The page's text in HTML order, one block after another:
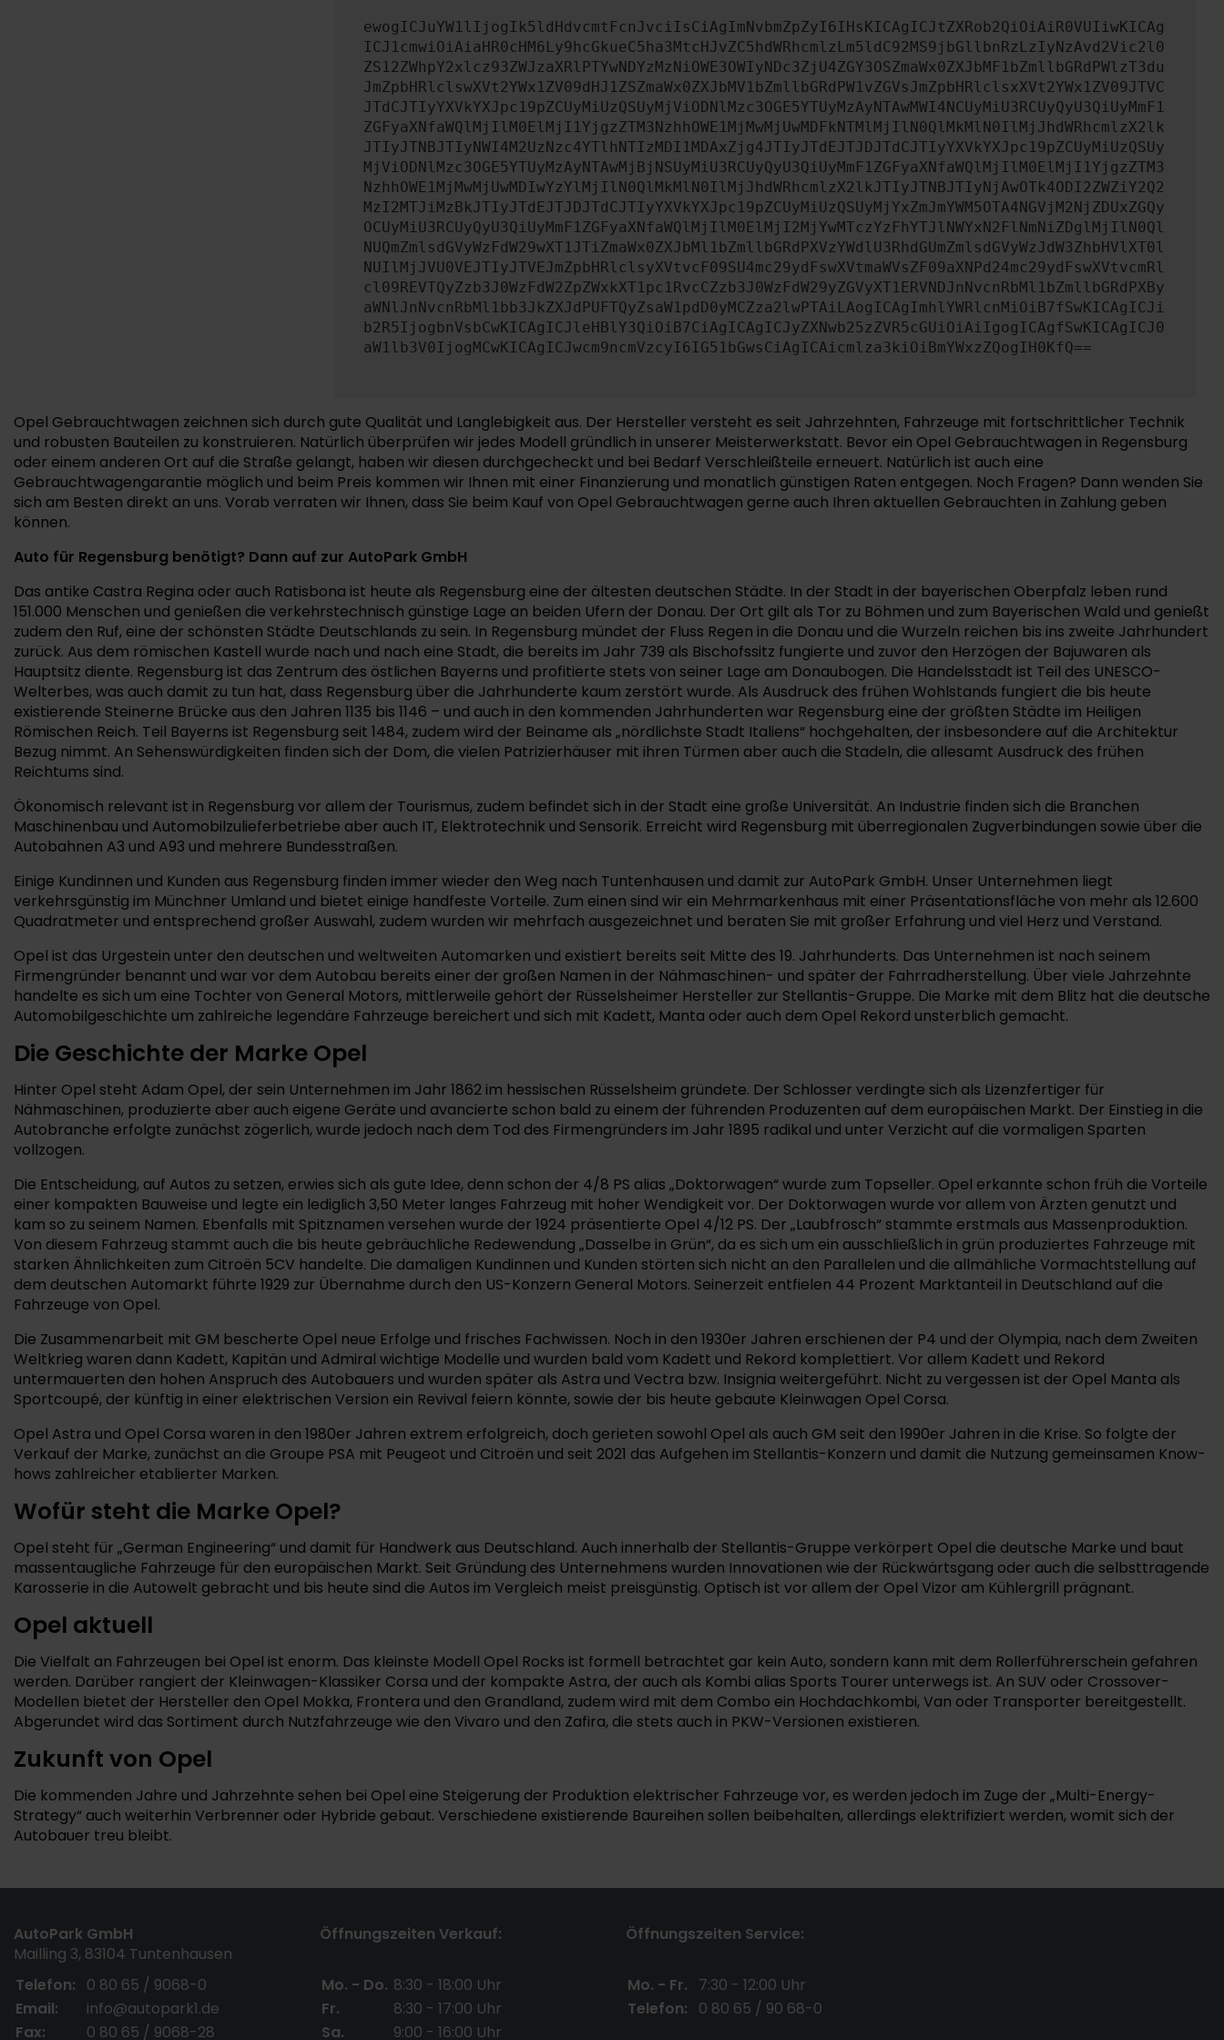
ewogICJuYW1lIjogIk5ldHdvcmtFcnJvciIsCiAgImNvbmZpZyI6IHsKICAgICJtZXRob2QiOiAiR0VUIiwKICAg
ICJ1cmwiOiAiaHR0cHM6Ly9hcGkueC5ha3MtcHJvZC5hdWRhcmlzLm5ldC92MS9jbGllbnRzLzIyNzAvd2Vic2l0
ZS12ZWhpY2xlcz93ZWJzaXRlPTYwNDYzMzNiOWE3OWIyNDc3ZjU4ZGY3OSZmaWx0ZXJbMF1bZmllbGRdPWlzT3du
JmZpbHRlclswXVt2YWx1ZV09dHJ1ZSZmaWx0ZXJbMV1bZmllbGRdPW1vZGVsJmZpbHRlclsxXVt2YWx1ZV09JTVC
JTdCJTIyYXVkYXJpc19pZCUyMiUzQSUyMjViODNlMzc3OGE5YTUyMzAyNTAwMWI4NCUyMiU3RCUyQyU3QiUyMmF1
ZGFyaXNfaWQlMjIlM0ElMjI1YjgzZTM3NzhhOWE1MjMwMjUwMDFkNTMlMjIlN0QlMkMlN0IlMjJhdWRhcmlzX2lk
JTIyJTNBJTIyNWI4M2UzNzc4YTlhNTIzMDI1MDAxZjg4JTIyJTdEJTJDJTdCJTIyYXVkYXJpc19pZCUyMiUzQSUy
MjViODNlMzc3OGE5YTUyMzAyNTAwMjBjNSUyMiU3RCUyQyU3QiUyMmF1ZGFyaXNfaWQlMjIlM0ElMjI1YjgzZTM3
NzhhOWE1MjMwMjUwMDIwYzYlMjIlN0QlMkMlN0IlMjJhdWRhcmlzX2lkJTIyJTNBJTIyNjAwOTk4ODI2ZWZiY2Q2
MzI2MTJiMzBkJTIyJTdEJTJDJTdCJTIyYXVkYXJpc19pZCUyMiUzQSUyMjYxZmJmYWM5OTA4NGVjM2NjZDUxZGQy
OCUyMiU3RCUyQyU3QiUyMmF1ZGFyaXNfaWQlMjIlM0ElMjI2MjYwMTczYzFhYTJlNWYxN2FlNmNiZDglMjIlN0Ql
NUQmZmlsdGVyWzFdW29wXT1JTiZmaWx0ZXJbMl1bZmllbGRdPXVzYWdlU3RhdGUmZmlsdGVyWzJdW3ZhbHVlXT0l
NUIlMjJVU0VEJTIyJTVEJmZpbHRlclsyXVtvcF09SU4mc29ydFswXVtmaWVsZF09aXNPd24mc29ydFswXVtvcmRl
cl09REVTQyZzb3J0WzFdW2ZpZWxkXT1pc1RvcCZzb3J0WzFdW29yZGVyXT1ERVNDJnNvcnRbMl1bZmllbGRdPXBy
aWNlJnNvcnRbMl1bb3JkZXJdPUFTQyZsaW1pdD0yMCZza2lwPTAiLAogICAgImhlYWRlcnMiOiB7fSwKICAgICJi
b2R5IjogbnVsbCwKICAgICJleHBlY3QiOiB7CiAgICAgICJyZXNwb25zZVR5cGUiOiAiIgogICAgfSwKICAgICJ0
aW1lb3V0IjogMCwKICAgICJwcm9ncmVzcyI6IG51bGwsCiAgICAicmlza3kiOiBmYWxzZQogIH0KfQ==
Opel Gebrauchtwagen zeichnen sich durch gute Qualität und Langlebigkeit aus. Der Hersteller versteht es seit Jahrzehnten, Fahrzeuge mit fortschrittlicher Technik
und robusten Bauteilen zu konstruieren. Natürlich überprüfen wir jedes Modell gründlich in unserer Meisterwerkstatt. Bevor ein Opel Gebrauchtwagen in Regensburg
oder einem anderen Ort auf die Straße gelangt, haben wir diesen durchgecheckt und bei Bedarf Verschleißteile erneuert. Natürlich ist auch eine
Gebrauchtwagengarantie möglich und beim Preis kommen wir Ihnen mit einer Finanzierung und monatlich günstigen Raten entgegen. Noch Fragen? Dann wenden Sie
sich am Besten direkt an uns. Vorab verraten wir Ihnen, dass Sie beim Kauf von Opel Gebrauchtwagen gerne auch Ihren aktuellen Gebrauchten in Zahlung geben
können.
Auto für Regensburg benötigt? Dann auf zur AutoPark GmbH
Das antike Castra Regina oder auch Ratisbona ist heute als Regensburg eine der ältesten deutschen Städte. In der Stadt in der bayerischen Oberpfalz leben rund
151.000 Menschen und genießen die verkehrstechnisch günstige Lage an beiden Ufern der Donau. Der Ort gilt als Tor zu Böhmen und zum Bayerischen Wald und genießt
zudem den Ruf, eine der schönsten Städte Deutschlands zu sein. In Regensburg mündet der Fluss Regen in die Donau und die Wurzeln reichen bis ins zweite Jahrhundert
zurück. Aus dem römischen Kastell wurde nach und nach eine Stadt, die bereits im Jahr 739 als Bischofssitz fungierte und zuvor den Herzögen der Bajuwaren als
Hauptsitz diente. Regensburg ist das Zentrum des östlichen Bayerns und profitierte stets von seiner Lage am Donaubogen. Die Handelsstadt ist Teil des UNESCO-
Welterbes, was auch damit zu tun hat, dass Regensburg über die Jahrhunderte kaum zerstört wurde. Als Ausdruck des frühen Wohlstands fungiert die bis heute
existierende Steinerne Brücke aus den Jahren 1135 bis 1146 – und auch in den kommenden Jahrhunderten war Regensburg eine der größten Städte im Heiligen
Römischen Reich. Teil Bayerns ist Regensburg seit 1484, zudem wird der Beiname als „nördlichste Stadt Italiens“ hochgehalten, der insbesondere auf die Architektur
Bezug nimmt. An Sehenswürdigkeiten finden sich der Dom, die vielen Patrizierhäuser mit ihren Türmen aber auch die Stadeln, die allesamt Ausdruck des frühen
Reichtums sind.
Ökonomisch relevant ist in Regensburg vor allem der Tourismus, zudem befindet sich in der Stadt eine große Universität. An Industrie finden sich die Branchen
Maschinenbau und Automobilzulieferbetriebe aber auch IT, Elektrotechnik und Sensorik. Erreicht wird Regensburg mit überregionalen Zugverbindungen sowie über die
Autobahnen A3 und A93 und mehrere Bundesstraßen.
Einige Kundinnen und Kunden aus Regensburg finden immer wieder den Weg nach Tuntenhausen und damit zur AutoPark GmbH. Unser Unternehmen liegt
verkehrsgünstig im Münchner Umland und bietet einige handfeste Vorteile. Zum einen sind wir ein Mehrmarkenhaus mit einer Präsentationsfläche von mehr als 12.600
Quadratmeter und entsprechend großer Auswahl, zudem wurden wir mehrfach ausgezeichnet und beraten Sie mit großer Erfahrung und viel Herz und Verstand.
Opel ist das Urgestein unter den deutschen und weltweiten Automarken und existiert bereits seit Mitte des 19. Jahrhunderts. Das Unternehmen ist nach seinem
Firmengründer benannt und war vor dem Autobau bereits einer der großen Namen in der Nähmaschinen- und später der Fahrradherstellung. Über viele Jahrzehnte
handelte es sich um eine Tochter von General Motors, mittlerweile gehört der Rüsselsheimer Hersteller zur Stellantis-Gruppe. Die Marke mit dem Blitz hat die deutsche
Automobilgeschichte um zahlreiche legendäre Fahrzeuge bereichert und sich mit Kadett, Manta oder auch dem Opel Rekord unsterblich gemacht.
Die Geschichte der Marke Opel
Hinter Opel steht Adam Opel, der sein Unternehmen im Jahr 1862 im hessischen Rüsselsheim gründete. Der Schlosser verdingte sich als Lizenzfertiger für
Nähmaschinen, produzierte aber auch eigene Geräte und avancierte schon bald zu einem der führenden Produzenten auf dem europäischen Markt. Der Einstieg in die
Autobranche erfolgte zunächst zögerlich, wurde jedoch nach dem Tod des Firmengründers im Jahr 1895 radikal und unter Verzicht auf die vormaligen Sparten
vollzogen.
Die Entscheidung, auf Autos zu setzen, erwies sich als gute Idee, denn schon der 4/8 PS alias „Doktorwagen“ wurde zum Topseller. Opel erkannte schon früh die Vorteile
einer kompakten Bauweise und legte ein lediglich 3,50 Meter langes Fahrzeug mit hoher Wendigkeit vor. Der Doktorwagen wurde vor allem von Ärzten genutzt und
kam so zu seinem Namen. Ebenfalls mit Spitznamen versehen wurde der 1924 präsentierte Opel 4/12 PS. Der „Laubfrosch“ stammte erstmals aus Massenproduktion.
Von diesem Fahrzeug stammt auch die bis heute gebräuchliche Redewendung „Dasselbe in Grün“, da es sich um ein ausschließlich in grün produziertes Fahrzeuge mit
starken Ähnlichkeiten zum Citroën 5CV handelte. Die damaligen Kundinnen und Kunden störten sich nicht an den Parallelen und die allmähliche Vormachtstellung auf
dem deutschen Automarkt führte 1929 zur Übernahme durch den US-Konzern General Motors. Seinerzeit entfielen 44 Prozent Marktanteil in Deutschland auf die
Fahrzeuge von Opel.
Die Zusammenarbeit mit GM bescherte Opel neue Erfolge und frisches Fachwissen. Noch in den 1930er Jahren erschienen der P4 und der Olympia, nach dem Zweiten
Weltkrieg waren dann Kadett, Kapitän und Admiral wichtige Modelle und wurden bald vom Kadett und Rekord komplettiert. Vor allem Kadett und Rekord
untermauerten den hohen Anspruch des Autobauers und wurden später als Astra und Vectra bzw. Insignia weitergeführt. Nicht zu vergessen ist der Opel Manta als
Sportcoupé, der künftig in einer elektrischen Version ein Revival feiern könnte, sowie der bis heute gebaute Kleinwagen Opel Corsa.
Opel Astra und Opel Corsa waren in den 1980er Jahren extrem erfolgreich, doch gerieten sowohl Opel als auch GM seit den 1990er Jahren in die Krise. So folgte der
Verkauf der Marke, zunächst an die Groupe PSA mit Peugeot und Citroën und seit 2021 das Aufgehen im Stellantis-Konzern und damit die Nutzung gemeinsamen Know-
hows zahlreicher etablierter Marken.
Wofür steht die Marke Opel?
Opel steht für „German Engineering“ und damit für Handwerk aus Deutschland. Auch innerhalb der Stellantis-Gruppe verkörpert Opel die deutsche Marke und baut
massentaugliche Fahrzeuge für den europäischen Markt. Seit Gründung des Unternehmens wurden Innovationen wie der Rückwärtsgang oder auch die selbsttragende
Karosserie in die Autowelt gebracht und bis heute sind die Autos im Vergleich meist preisgünstig. Optisch ist vor allem der Opel Vizor am Kühlergrill prägnant.
Opel aktuell
Die Vielfalt an Fahrzeugen bei Opel ist enorm. Das kleinste Modell Opel Rocks ist formell betrachtet gar kein Auto, sondern kann mit dem Rollerführerschein gefahren
werden. Darüber rangiert der Kleinwagen-Klassiker Corsa und der kompakte Astra, der auch als Kombi alias Sports Tourer unterwegs ist. An SUV oder Crossover-
Modellen bietet der Hersteller den Opel Mokka, Frontera und den Grandland, zudem wird mit dem Combo ein Hochdachkombi, Van oder Transporter bereitgestellt.
Abgerundet wird das Sortiment durch Nutzfahrzeuge wie den Vivaro und den Zafira, die stets auch in PKW-Versionen existieren.
Zukunft von Opel
Die kommenden Jahre und Jahrzehnte sehen bei Opel eine Steigerung der Produktion elektrischer Fahrzeuge vor, es werden jedoch im Zuge der „Multi-Energy-
Strategy“ auch weiterhin Verbrenner oder Hybride gebaut. Verschiedene existierende Baureihen sollen beibehalten, allerdings elektrifiziert werden, womit sich der
Autobauer treu bleibt.
AutoPark GmbH
Mailling 3, 83104 Tuntenhausen
Telefon:
0 80 65 / 9068-0
Email:
info@autopark1.de
Fax:
0 80 65 / 9068-28
Öffnungszeiten Verkauf:
Mo. - Do. 8:30 - 18:00 Uhr
Fr.
8:30 - 17:00 Uhr
Sa.
9:00 - 16:00 Uhr
Öffnungszeiten Service:
Mo. - Fr.
7:30 - 12:00 Uhr
Telefon:
0 80 65 / 90 68-0